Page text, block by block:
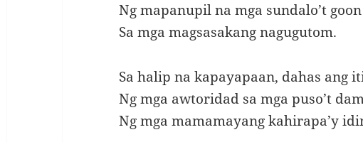
Ng mapanupil na mga sundalo’t goon
Sa mga magsasakang nagugutom.
Sa halip na kapayapaan, dahas ang
Ng mga awtoridad sa mga puso’t
Ng mga mamamayang kahirapa’y